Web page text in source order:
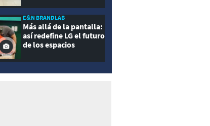
E&N BRANDLAB
Más allá de la pantalla:
así redefine LG el futuro
de los espacios